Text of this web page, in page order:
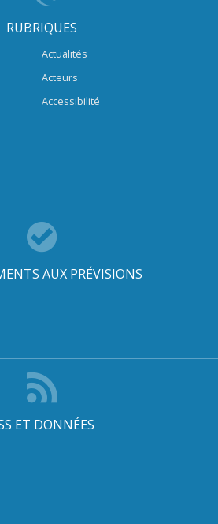
RUBRIQUES
Actualités
Acteurs
Accessibilité
AUX PRÉVISIONS
ET DONNÉES